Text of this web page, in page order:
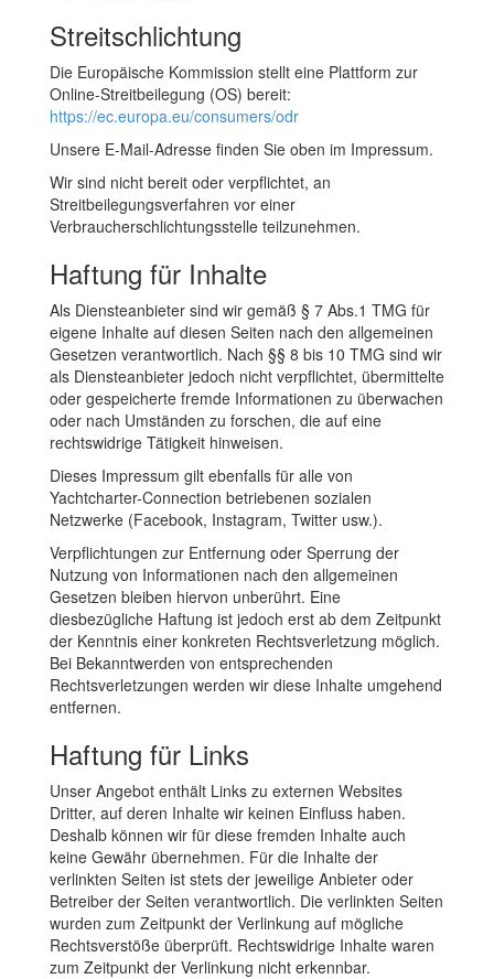
Streitschlichtung
Die Europäische Kommission stellt eine Plattform zur
Online-Streitbeilegung (OS) bereit:
https://ec.europa.eu/consumers/odr
Unsere E-Mail-Adresse finden Sie oben im Impressum.
Wir sind nicht bereit oder verpflichtet, an
Streitbeilegungsverfahren vor einer
Verbraucherschlichtungsstelle teilzunehmen.
Haftung für Inhalte
Als Diensteanbieter sind wir gemäß § 7 Abs.1 TMG für
eigene Inhalte auf diesen Seiten nach den allgemeinen
Gesetzen verantwortlich. Nach §§ 8 bis 10 TMG sind wir
als Diensteanbieter jedoch nicht verpflichtet, übermittelte
oder gespeicherte fremde Informationen zu überwachen
oder nach Umständen zu forschen, die auf eine
rechtswidrige Tätigkeit hinweisen.
Dieses Impressum gilt ebenfalls für alle von
Yachtcharter-Connection betriebenen sozialen
Netzwerke (Facebook, Instagram, Twitter usw.).
Verpflichtungen zur Entfernung oder Sperrung der
Nutzung von Informationen nach den allgemeinen
Gesetzen bleiben hiervon unberührt. Eine
diesbezügliche Haftung ist jedoch erst ab dem Zeitpunkt
der Kenntnis einer konkreten Rechtsverletzung möglich.
Bei Bekanntwerden von entsprechenden
Rechtsverletzungen werden wir diese Inhalte umgehend
entfernen.
Haftung für Links
Unser Angebot enthält Links zu externen Websites
Dritter, auf deren Inhalte wir keinen Einfluss haben.
Deshalb können wir für diese fremden Inhalte auch
keine Gewähr übernehmen. Für die Inhalte der
verlinkten Seiten ist stets der jeweilige Anbieter oder
Betreiber der Seiten verantwortlich. Die verlinkten Seiten
wurden zum Zeitpunkt der Verlinkung auf mögliche
Rechtsverstöße überprüft. Rechtswidrige Inhalte waren
zum Zeitpunkt der Verlinkung nicht erkennbar.